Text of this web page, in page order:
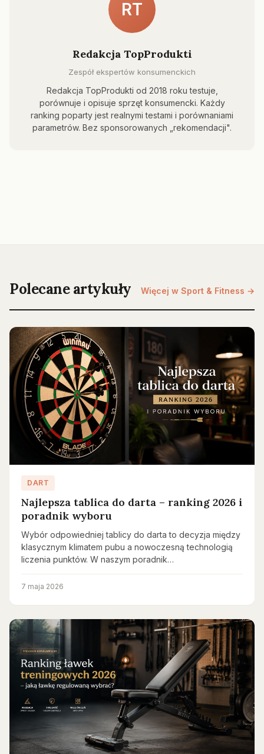
RT
Redakcja TopProdukti
Zespół ekspertów konsumenckich
Redakcja TopProdukti od 2018 roku testuje,
porównuje i opisuje sprzęt konsumencki. Każdy
ranking poparty jest realnymi testami i porównaniami
parametrów. Bez sponsorowanych „rekomendacji".
Polecane artykuły Więcej w Sport & Fitness →
DART
Najlepsza tablica do darta – ranking 2026 i
poradnik wyboru
Wybór odpowiedniej tablicy do darta to decyzja między
klasycznym klimatem pubu a nowoczesną technologią
liczenia punktów. W naszym poradnik…
7 maja 2026